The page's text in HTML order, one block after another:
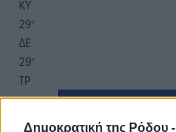
Δημοκρατική της Ρόδου -
ΚΥ
29°
ΔΕ
29°
ΤΡ